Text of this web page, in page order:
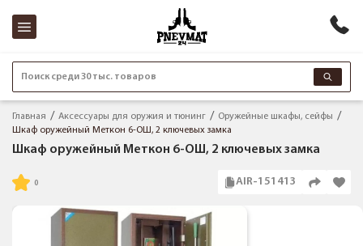
Поиск среди 30 тыс. товаров
Главная Аксессуары для оружия и тюнинг
Оружейные шкафы, сейфы
Шкаф оружейный Меткон 6-ОШ, 2 ключевых замка
Шкаф оружейный Меткон 6-ОШ, 2 ключевых замка
AIR-151413